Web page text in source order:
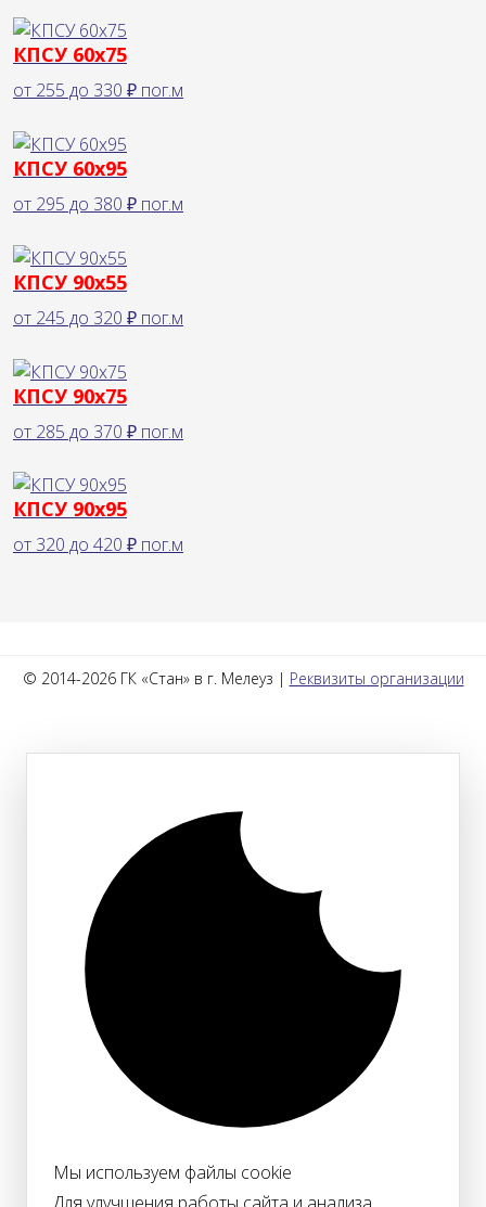
КПСУ 60х75
от 255 до 330 ₽ пог.м
КПСУ 60х95
от 295 до 380 ₽ пог.м
КПСУ 90х55
от 245 до 320 ₽ пог.м
КПСУ 90х75
от 285 до 370 ₽ пог.м
КПСУ 90х95
от 320 до 420 ₽ пог.м
© 2014-2026 ГК «Стан» в г. Мелеуз | Реквизиты организации
Мы используем файлы cookie